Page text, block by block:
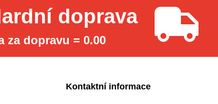
doprava
za dopravu = 0.00
Kontaktní informace